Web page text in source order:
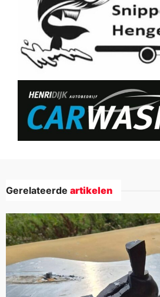
Gerelateerde artikelen